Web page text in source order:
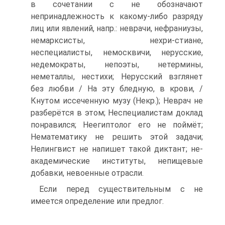
в сочетании с не обозначают
непринадлежность к какому-либо разряду
лиц или явлений, напр.: неврачи, нефраниузы,
немарксисты, нехри-стиане,
неспециалисты, немосквичи, нерусские,
недемократы, непоэты, нетермины,
неметаллы, нестихи; Нерусский взглянет
без любви / На эту бледную, в крови, /
Кнутом иссеченную музу (Некр.); Неврач не
разберётся в этом; Неспециалистам доклад
понравился; Неегиптолог его не поймёт;
Нематематику не решить этой задачи;
Нелингвист не напишет такой диктант; не-
академические институты, непищевые
добавки, невоенные отрасли.
Если перед существительным с не
имеется определение или предлог.